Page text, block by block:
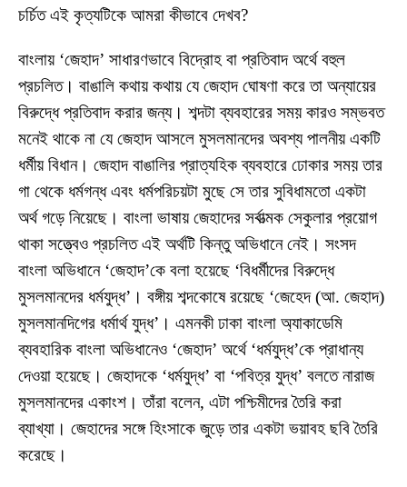
চর্চিত এই কৃত্যটিকে আমরা কীভাবে দেখব?
বাংলায় ‘জেহাদ’ সাধারণভাবে বিদ্রোহ বা প্রতিবাদ অর্থে বহুল
প্রচলিত। বাঙালি কথায় কথায় যে জেহাদ ঘোষণা করে তা অন্যায়ের
বিরুদ্ধে প্রতিবাদ করার জন্য। শব্দটা ব্যবহারের সময় কারও সম্ভবত
মনেই থাকে না যে জেহাদ আসলে মুসলমানদের অবশ্য পালনীয় একটি
ধর্মীয় বিধান। জেহাদ বাঙালির প্রাত্যহিক ব্যবহারে ঢোকার সময় তার
গা থেকে ধর্মগন্ধ এবং ধর্মপরিচয়টা মুছে সে তার সুবিধামতো একটা
অর্থ গড়ে নিয়েছে। বাংলা ভাষায় জেহাদের সর্বাত্মক সেকুলার প্রয়োগ
থাকা সত্ত্বেও প্রচলিত এই অর্থটি কিন্তু অভিধানে নেই। সংসদ
বাংলা অভিধানে ‘জেহাদ’কে বলা হয়েছে ‘বিধর্মীদের বিরুদ্ধে
মুসলমানদের ধর্মযুদ্ধ’। বঙ্গীয় শব্দকোষে রয়েছে ‘জেহেদ (আ. জেহাদ)
মুসলমানদিগের ধর্মার্থ যুদ্ধ’। এমনকী ঢাকা বাংলা অ্যাকাডেমি
ব্যবহারিক বাংলা অভিধানেও ‘জেহাদ’ অর্থে ‘ধর্মযুদ্ধ’কে প্রাধান্য
দেওয়া হয়েছে। জেহাদকে ‘ধর্মযুদ্ধ’ বা ‘পবিত্র যুদ্ধ’ বলতে নারাজ
মুসলমানদের একাংশ। তাঁরা বলেন, এটা পশ্চিমীদের তৈরি করা
ব্যাখ্যা। জেহাদের সঙ্গে হিংসাকে জুড়ে তার একটা ভয়াবহ ছবি তৈরি
করেছে।